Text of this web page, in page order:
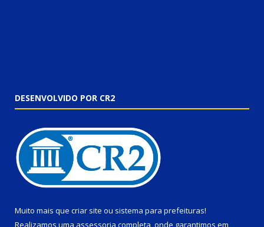
DESENVOLVIDO POR CR2
Muito mais que criar site ou sistema para prefeituras!
Realizamos uma assessoria completa, onde garantimos em